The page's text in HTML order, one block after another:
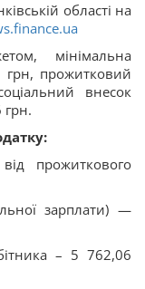
області на
мінімальна
грн, прожитковий
внесок
прожиткового
зарплати) —
– 5 762,06